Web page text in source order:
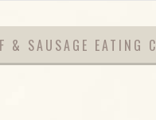
& SAUSAGE EATING